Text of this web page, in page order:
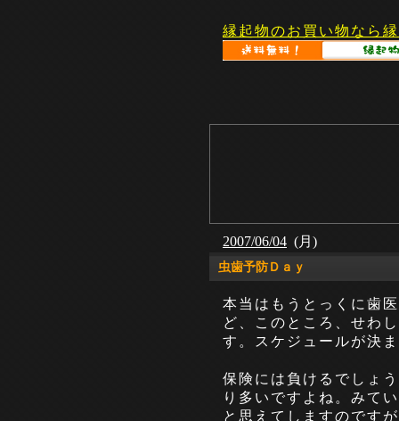
縁起物のお買い物なら
2007/06/04 (月)
虫歯予防Ｄａｙ
本当はもうとっくに歯
ど、このところ、せわ
す。スケジュールが決
保険には負けるでしょ
り多いですよね。みて
と思えてしますのです